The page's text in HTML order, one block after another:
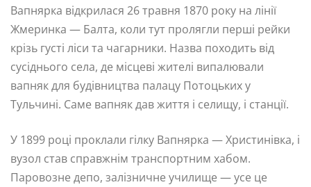
Вапнярка відкрилася 26 травня 1870 року на лінії
Жмеринка — Балта, коли тут пролягли перші рейки
крізь густі ліси та чагарники. Назва походить від
сусіднього села, де місцеві жителі випалювали
вапняк для будівництва палацу Потоцьких у
Тульчині. Саме вапняк дав життя і селищу, і станції.
У 1899 році проклали гілку Вапнярка — Христинівка, і
вузол став справжнім транспортним хабом.
Паровозне депо, залізничне училище — усе це